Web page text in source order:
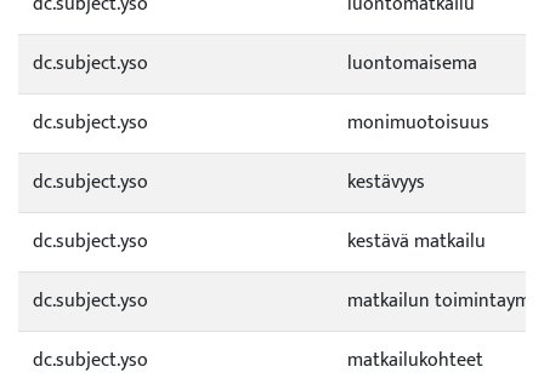
dc.subject.yso
luontomaisema
dc.subject.yso
monimuotoisuus
dc.subject.yso
kestävyys
dc.subject.yso
kestävä matkailu
dc.subject.yso
matkailun
dc.subject.yso
matkailukohteet